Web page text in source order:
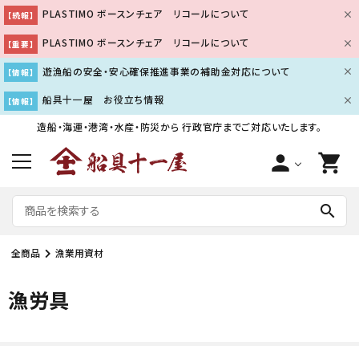
【続報】 PLASTIMO ボースンチェア リコールについて
【重要】 PLASTIMO ボースンチェア リコールについて
【情報】 遊漁船の安全・安心確保推進事業の補助金対応について
【情報】
船具十一屋 お役立ち情報
造船・海運・港湾・水産・防災から行政官庁までご対応いたします。
person shopping_cart
search
全商品 漁業用資材
漁労具